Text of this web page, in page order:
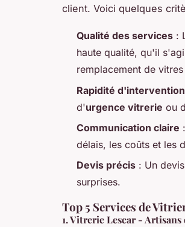
client. Voici quelques
Qualité des services :
haute qualité, qu'il
remplacement de
Rapidité d'intervention
d'urgence vitrerie ou
Communication claire
délais, les coûts et les
Devis précis : Un
surprises.
Top 5 Services de
1.Vitrerie Lescar - Artisans